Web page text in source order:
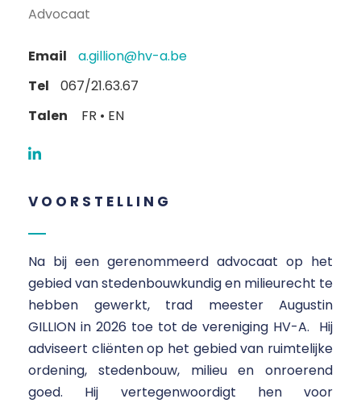
Advocaat
Email
a.gillion@hv-a.be
Tel
067/21.63.67
Talen
FR • EN
VOORSTELLING
Na bij een gerenommeerd advocaat op het
gebied van stedenbouwkundig en milieurecht te
hebben gewerkt, trad meester Augustin
GILLION in 2026 toe tot de vereniging HV-A. Hij
adviseert cliënten op het gebied van ruimtelijke
ordening, stedenbouw, milieu en onroerend
goed. Hij vertegenwoordigt hen voor